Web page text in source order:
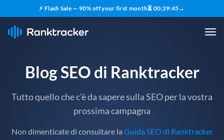
⚡ Flash Sale — 90% off your first month⏳ 00:29:44→
Blog SEO di Ranktracker
Tutto quello che c'è da sapere sulla SEO per la vostra
prossima campagna
Non dimenticate di consultare la Guida SEO di Ranktracker